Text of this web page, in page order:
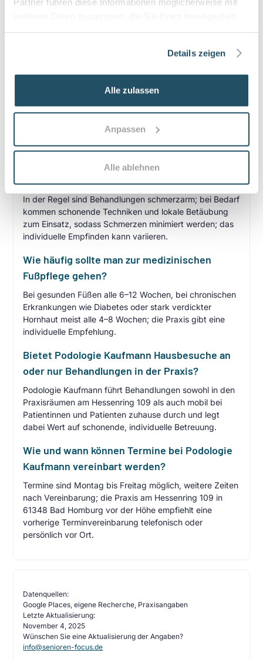
Details zeigen
Alle zulassen
Anpassen
Alle ablehnen
Häufige Fragen zum Praxisbesuch
Was ist Podologie und wann ist medizinische
Fußpflege sinnvoll?
Podologie ist die fachliche Versorgung von Füßen bei
Erkrankungen oder Funktionsstörungen; medizinische
Hautproblemen, Schmerzreduktion und Prävention von
Folgeerkrankungen, z. B. bei Diabetes oder
Tut eine podologische Behandlung weh?
In der Regel sind Behandlungen schmerzarm; bei Bedarf
kommen schonende Techniken und lokale Betäubung
zum Einsatz, sodass Schmerzen minimiert werden; das
individuelle Empfinden kann variieren.
Wie häufig sollte man zur medizinischen
Fußpflege gehen?
Bei gesunden Füßen alle 6–12 Wochen, bei chronischen
Erkrankungen wie Diabetes oder stark verdickter
Hornhaut meist alle 4–8 Wochen; die Praxis gibt eine
individuelle Empfehlung.
Bietet Podologie Kaufmann Hausbesuche an
oder nur Behandlungen in der Praxis?
Podologie Kaufmann führt Behandlungen sowohl in den
Praxisräumen am Hessenring 109 als auch mobil bei
Patientinnen und Patienten zuhause durch und legt
dabei Wert auf schonende, individuelle Betreuung.
Wie und wann können Termine bei Podologie
Kaufmann vereinbart werden?
Termine sind Montag bis Freitag möglich, weitere Zeiten
nach Vereinbarung; die Praxis am Hessenring 109 in
61348 Bad Homburg vor der Höhe empfiehlt eine
vorherige Terminvereinbarung telefonisch oder
persönlich vor Ort.
Datenquellen:
Google Places, eigene Recherche, Praxisangaben
Letzte Aktualisierung:
November 4, 2025
Wünschen Sie eine Aktualisierung der Angaben?
info@senioren-focus.de